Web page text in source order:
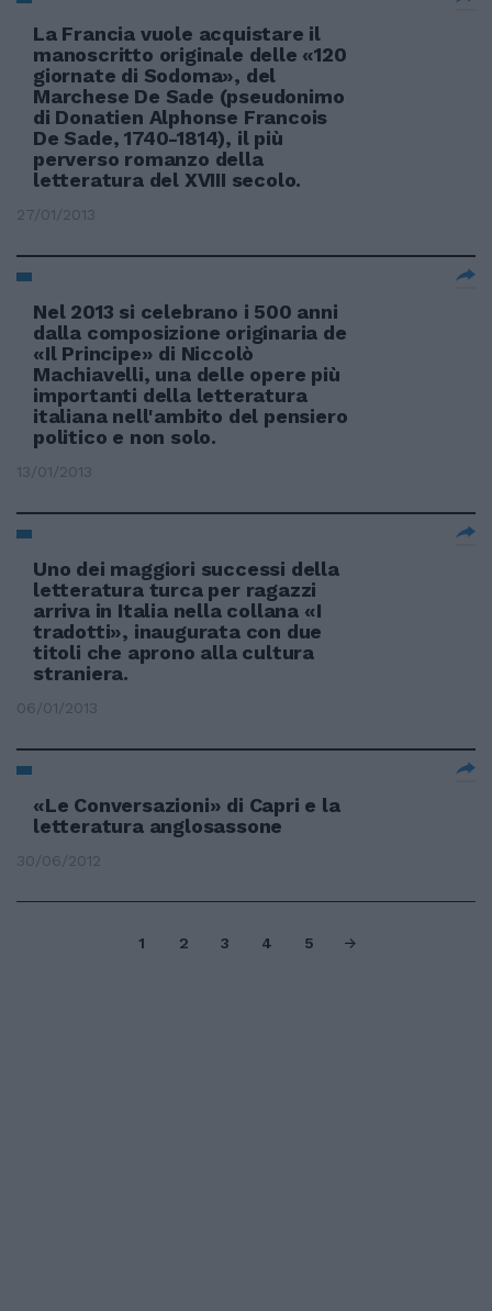
La Francia vuole acquistare il
manoscritto originale delle «120
giornate di Sodoma», del
Marchese De Sade (pseudonimo
di Donatien Alphonse Francois
De Sade, 1740-1814), il più
perverso romanzo della
letteratura del XVIII secolo.
27/01/2013
Nel 2013 si celebrano i 500 anni
dalla composizione originaria de
«Il Principe» di Niccolò
Machiavelli, una delle opere più
importanti della letteratura
italiana nell'ambito del pensiero
politico e non solo.
13/01/2013
Uno dei maggiori successi della
letteratura turca per ragazzi
arriva in Italia nella collana «I
tradotti», inaugurata con due
titoli che aprono alla cultura
straniera.
06/01/2013
«Le Conversazioni» di Capri e la
letteratura anglosassone
30/06/2012
1 2 3 4 5